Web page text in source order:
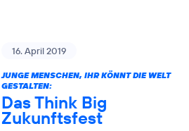
16. April 2019
JUNGE MENSCHEN, IHR KÖNNT DIE WELT
GESTALTEN:
Das Think Big
Zukunftsfest